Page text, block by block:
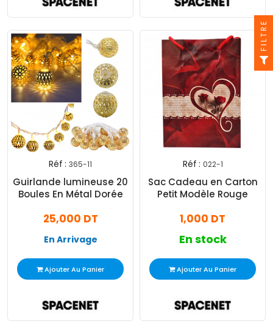
Réf : 365-11
Guirlande lumineuse 20
Boules En Métal Dorée
25,000 DT
En Arrivage
Ajouter Au Panier
Réf : 022-1
Sac Cadeau en Carton
Petit Modèle Rouge
1,000 DT
En stock
Ajouter Au Panier
FILTRE